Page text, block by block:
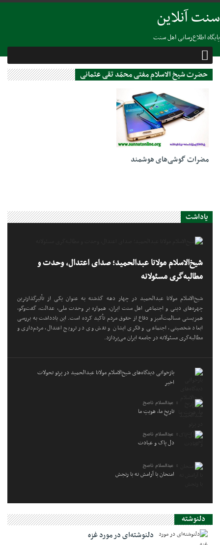
سنت آنلاین
پایگاه اطلاع‌رسانی اهل سنت
حضرت شیخ الاسلام مفتی محمّد تقی عثمانی
18 جولای 2020
مضرات گوشی‌های هوشمند
یاداشت
شیخ‌الاسلام مولانا عبدالحمید؛ صدای اعتدال، وحدت و
مطالبه‌گری مسئولانه
شیخ‌الاسلام مولانا عبدالحمید در چهار دهه گذشته به عنوان یکی از تأثیرگذارترین
چهره‌های دینی و اجتماعی اهل سنت ایران، همواره بر وحدت ملی، عدالت، گفت‌وگو،
همزیستی مسالمت‌آمیز و دفاع از حقوق مردم تأکید کرده است. این یادداشت به بررسی
ابعاد شخصیتی، اجتماعی و فکری ایشان و نقش وی در ترویج اعتدال، مردم‌داری و
مطالبه‌گری مسئولانه در جامعه ایران می‌پردازد.
بازخوانی دیدگاه‌های شیخ‌الاسلام مولانا عبدالحمید در پرتو تحولات
اخیر
عبدالسلام ناصح
تاریخِ ما، هویتِ ما
عبدالسلام ناصح
دل پاک و عبادت
عبدالسلام ناصح
امتحان با آرامش نه با رنجش
دلنوشته
دلنوشته‌ای در مورد غزه